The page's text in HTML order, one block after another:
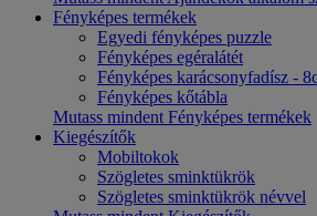
Fényképes termékek
Egyedi fényképes puzzle
Fényképes egéralátét
Fényképes karácsonyfadísz -
Fényképes kőtábla
Mutass mindent Fényképes termékek
Kiegészítők
Mobiltokok
Szögletes sminktükrök
Szögletes sminktükrök névvel